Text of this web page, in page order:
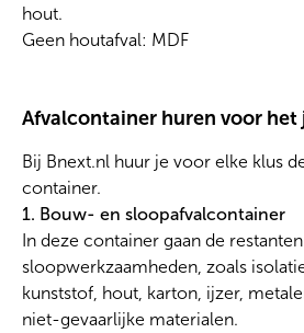
hout.
Geen houtafval: MDF
Afvalcontainer huren voor het
Bij Bnext.nl huur je voor elke klus
container.
1. Bouw- en sloopafvalcontainer
In deze container gaan de
sloopwerkzaamheden, zoals
kunststof, hout, karton, ijzer,
niet-gevaarlijke materialen.